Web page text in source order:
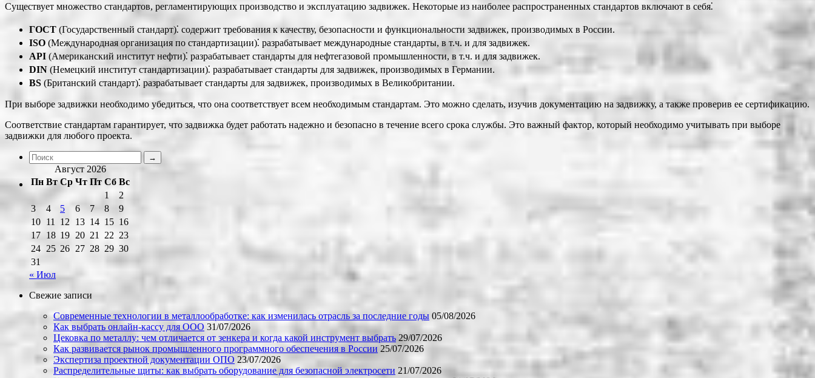
Существует множество стандартов, регламентирующих производство и эксплуатацию задвижек. Некоторые из наиболее распространенных стандартов включают в себя⁚
ГОСТ (Государственный стандарт)⁚ содержит требования к качеству, безопасности и функциональности задвижек, производимых в России.
ISO (Международная организация по стандартизации)⁚ разрабатывает международные стандарты, в т.ч. и для задвижек.
API (Американский институт нефти)⁚ разрабатывает стандарты для нефтегазовой промышленности, в т.ч. и для задвижек.
DIN (Немецкий институт стандартизации)⁚ разрабатывает стандарты для задвижек, производимых в Германии.
BS (Британский стандарт)⁚ разрабатывает стандарты для задвижек, производимых в Великобритании.
При выборе задвижки необходимо убедиться, что она соответствует всем необходимым стандартам. Это можно сделать, изучив документацию на задвижку, а также проверив ее сертификацию.
Соответствие стандартам гарантирует, что задвижка будет работать надежно и безопасно в течение всего срока службы. Это важный фактор, который необходимо учитывать при выборе
задвижки для любого проекта.
Август 2026
Пн Вт Ср Чт Пт Сб Вс
1
2
3
4 5 6 7 8
9
10 11 12 13 14 15 16
17 18 19 20 21 22 23
24 25 26 27 28 29 30
31
« Июл
Свежие записи
Современные технологии в металлообработке: как изменилась отрасль за последние годы 05/08/2026
Как выбрать онлайн-кассу для ООО 31/07/2026
Цековка по металлу: чем отличается от зенкера и когда какой инструмент выбрать 29/07/2026
Как развивается рынок промышленного программного обеспечения в России 25/07/2026
Экспертиза проектной документации ОПО 23/07/2026
Распределительные щиты: как выбрать оборудование для безопасной электросети 21/07/2026